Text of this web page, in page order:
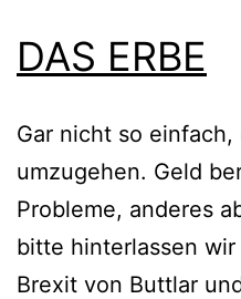
DAS ERBE
Gar nicht so
umzugehen. Geld
Probleme, anderes
bitte hinterlassen
Brexit von Buttlar